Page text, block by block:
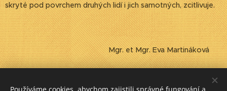
skryté pod povrchem druhých lidí i jich samotných, zcitlivuje.
Mgr. et Mgr. Eva Martináková
Share